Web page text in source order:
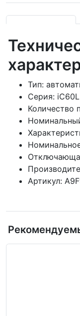
Тип:
Серия: iC60L
Количество
Артикул: